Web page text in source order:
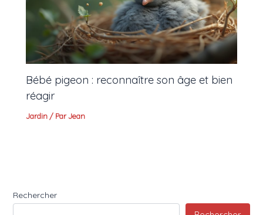
Bébé pigeon : reconnaître son âge et bien
réagir
Jardin / ParJean
Rechercher